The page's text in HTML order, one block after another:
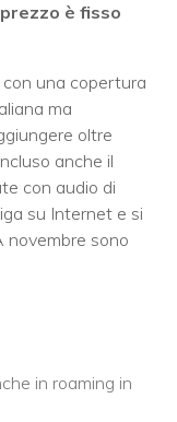
prezzo è fisso
con una copertura
ma
oltre
anche il
con audio di
su Internet e si
novembre sono
in roaming in